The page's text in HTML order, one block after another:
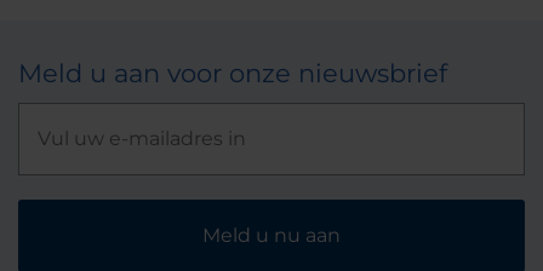
Meld u aan voor onze nieuwsbrief
Meld u nu aan